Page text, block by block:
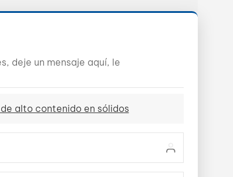
deje un mensaje aquí, le
alto contenido en sólidos